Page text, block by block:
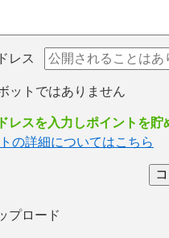
レス
ットではありません
レスを入力しポイントを
の詳細についてはこちら
プロード